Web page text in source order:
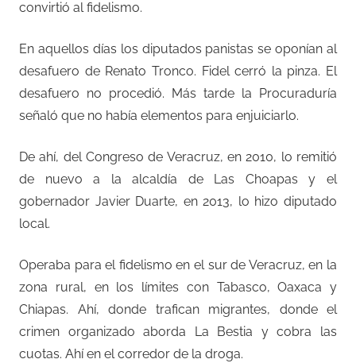
convirtió al fidelismo.
En aquellos días los diputados panistas se oponían al
desafuero de Renato Tronco. Fidel cerró la pinza. El
desafuero no procedió. Más tarde la Procuraduría
señaló que no había elementos para enjuiciarlo.
De ahí, del Congreso de Veracruz, en 2010, lo remitió
de nuevo a la alcaldía de Las Choapas y el
gobernador Javier Duarte, en 2013, lo hizo diputado
local.
Operaba para el fidelismo en el sur de Veracruz, en la
zona rural, en los límites con Tabasco, Oaxaca y
Chiapas. Ahí, donde trafican migrantes, donde el
crimen organizado aborda La Bestia y cobra las
cuotas. Ahí en el corredor de la droga.